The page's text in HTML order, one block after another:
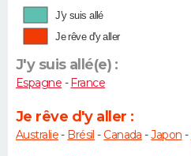
J'y suis allé
Je rêve d'y aller
J'y suis allé(e) :
Espagne -France
Je rêve d'y aller :
Australie- Brésil - Canada -Japon -